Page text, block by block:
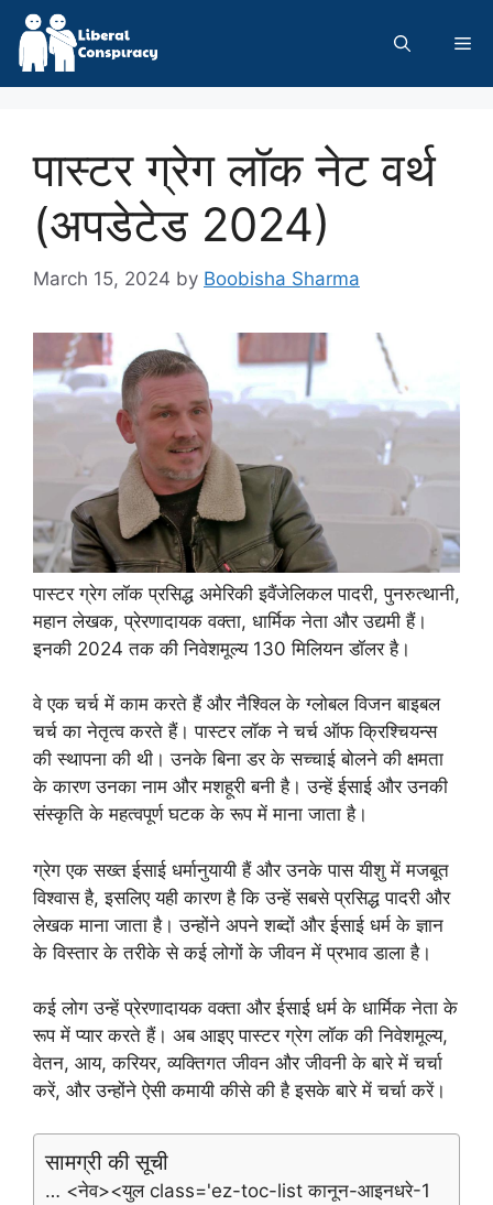
Skip
content
पास्टर ग्रेग लॉक नेट वर्थ
(अपडेटेड 2024)
March 15, 2024 by Boobisha Sharma
पास्टर ग्रेग लॉक प्रसिद्ध अमेरिकी इवैंजेलिकल पादरी, पुनरुत्थानी,
महान लेखक, प्रेरणादायक वक्ता, धार्मिक नेता और उद्यमी हैं।
इनकी 2024 तक की निवेशमूल्य 130 मिलियन डॉलर है।
वे एक चर्च में काम करते हैं और नैश्विल के ग्लोबल विजन बाइबल
चर्च का नेतृत्व करते हैं। पास्टर लॉक ने चर्च ऑफ क्रिश्चियन्स
की स्थापना की थी। उनके बिना डर के सच्चाई बोलने की क्षमता
के कारण उनका नाम और मशहूरी बनी है। उन्हें ईसाई और उनकी
संस्कृति के महत्वपूर्ण घटक के रूप में माना जाता है।
ग्रेग एक सख्त ईसाई धर्मानुयायी हैं और उनके पास यीशु में मजबूत
विश्वास है, इसलिए यही कारण है कि उन्हें सबसे प्रसिद्ध पादरी और
लेखक माना जाता है। उन्होंने अपने शब्दों और ईसाई धर्म के ज्ञान
के विस्तार के तरीके से कई लोगों के जीवन में प्रभाव डाला है।
कई लोग उन्हें प्रेरणादायक वक्ता और ईसाई धर्म के धार्मिक नेता के
रूप में प्यार करते हैं। अब आइए पास्टर ग्रेग लॉक की निवेशमूल्य,
वेतन, आय, करियर, व्यक्तिगत जीवन और जीवनी के बारे में चर्चा
करें, और उन्होंने ऐसी कमायी कीसे की है इसके बारे में चर्चा करें।
सामग्री की सूची
… <नेव><युल class='ez-toc-list कानून-आइनधरे-1